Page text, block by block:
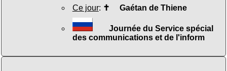
Ce jour: ✝ Gaétan de Thiene
Journée du Service spécial
des communications et de l'inform